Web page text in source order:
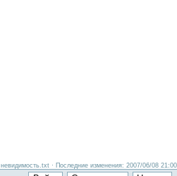
невидимость.txt · Последние изменения: 2007/06/08 21:00